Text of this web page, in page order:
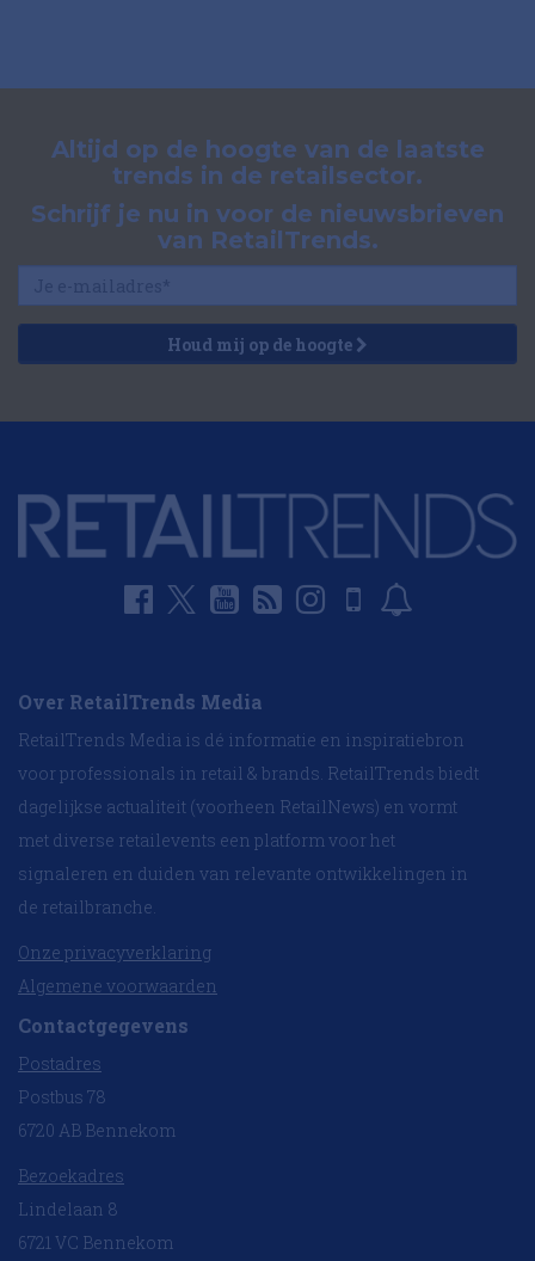
Altijd op de hoogte van de laatste
trends in de retailsector.
Schrijf je nu in voor de nieuwsbrieven
van RetailTrends.
Houd mij op de hoogte
Over RetailTrends Media
RetailTrends Media is dé informatie en inspiratiebron
voor professionals in retail & brands. RetailTrends biedt
dagelijkse actualiteit (voorheen RetailNews) en vormt
met diverse retailevents een platform voor het
signaleren en duiden van relevante ontwikkelingen in
de retailbranche.
Onze privacyverklaring
Algemene voorwaarden
Contactgegevens
Postadres
Postbus 78
6720 AB Bennekom
Bezoekadres
Lindelaan 8
6721 VC Bennekom